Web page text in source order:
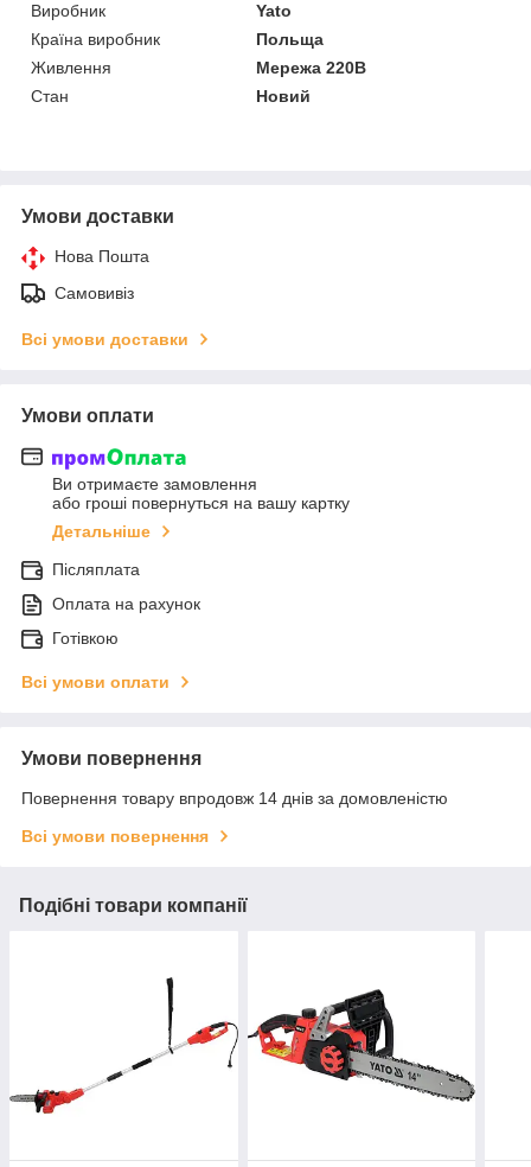
Виробник
Yato
Країна виробник
Польща
Живлення
Мережа 220В
Стан
Новий
Умови доставки
Нова Пошта
Самовивіз
Всі умови доставки
Умови оплати
Ви отримаєте замовлення
або гроші повернуться на вашу картку
Детальніше
Післяплата
Оплата на рахунок
Готівкою
Всі умови оплати
Умови повернення
Повернення товару впродовж 14 днів за домовленістю
Всі умови повернення
Подібні товари компанії